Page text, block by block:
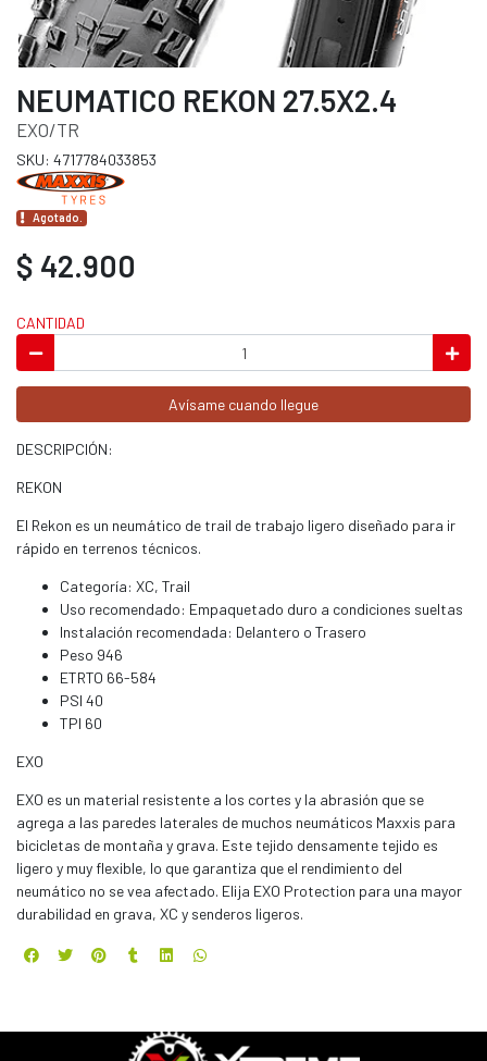
NEUMATICO REKON 27.5X2.4
EXO/TR
SKU: 4717784033853
Agotado.
$ 42.900
CANTIDAD
Avísame cuando llegue
DESCRIPCIÓN:
REKON
El Rekon es un neumático de trail de trabajo ligero diseñado para ir
rápido en terrenos técnicos.
Categoría: XC, Trail
Uso recomendado: Empaquetado duro a condiciones sueltas
Instalación recomendada: Delantero o Trasero
Peso 946
ETRTO 66-584
PSI 40
TPI 60
EXO
EXO es un material resistente a los cortes y la abrasión que se
agrega a las paredes laterales de muchos neumáticos Maxxis para
bicicletas de montaña y grava. Este tejido densamente tejido es
ligero y muy flexible, lo que garantiza que el rendimiento del
neumático no se vea afectado. Elija EXO Protection para una mayor
durabilidad en grava, XC y senderos ligeros.